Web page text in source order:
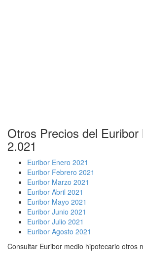
Otros Precios del Euribor
2.021
Euribor Enero 2021
Euribor Febrero 2021
Euribor Marzo 2021
Euribor Abril 2021
Euribor Mayo 2021
Euribor Junio 2021
Euribor Julio 2021
Euribor Agosto 2021
Consultar Euribor medio hipotecario otros